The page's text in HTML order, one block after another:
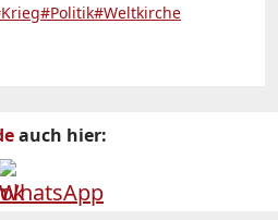
#Politik#Weltkirche
auch hier: